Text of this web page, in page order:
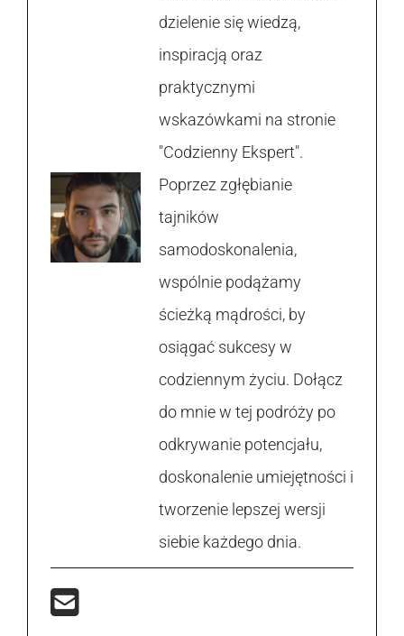
dzielenie się wiedzą,
inspiracją oraz
praktycznymi
wskazówkami na stronie
"Codzienny Ekspert".
Poprzez zgłębianie
tajników
samodoskonalenia,
wspólnie podążamy
ścieżką mądrości, by
osiągać sukcesy w
codziennym życiu. Dołącz
do mnie w tej podróży po
odkrywanie potencjału,
doskonalenie umiejętności i
tworzenie lepszej wersji
siebie każdego dnia.